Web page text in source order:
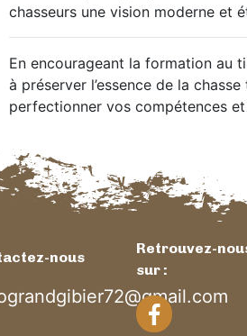
chasseurs une vision moderne et
En encourageant la formation au
à préserver l’essence de la
perfectionner vos compétences
nous
Retrouvez-
sur :
Facebook